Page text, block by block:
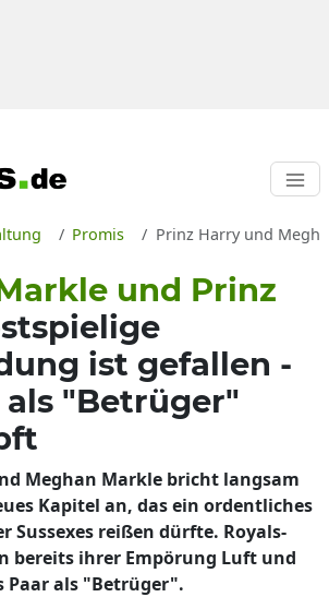
Promis Prinz Harry und
und Prinz
ist gefallen -
als "Betrüger"
Meghan Markle bricht langsam
Kapitel an, das ein ordentliches
Sussexes reißen dürfte. Royals-
bereits ihrer Empörung Luft und
Paar als "Betrüger".